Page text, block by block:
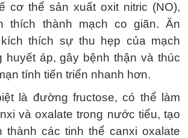
cơ thể sản xuất oxit nitric (NO),
thích thành mạch co giãn. Ăn
thích sự thu hẹp của mạch
huyết áp, gây bệnh thận và thúc
tính tiến triển nhanh hơn.
là đường fructose, có thể làm
và oxalate trong nước tiểu, tạo
thành các tinh thể canxi oxalate